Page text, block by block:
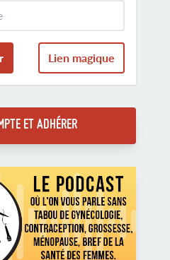
Lien magique
ET ADHÉRER